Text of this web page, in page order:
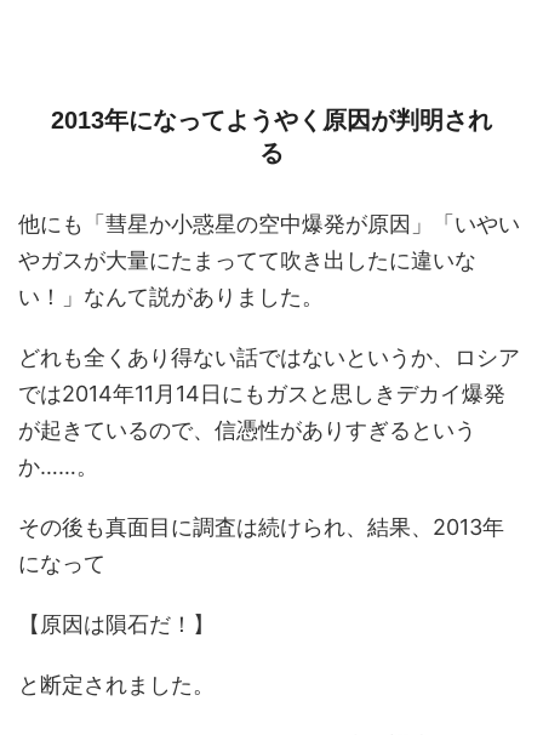
2013年になってようやく原因が判明され
る
他にも「彗星か小惑星の空中爆発が原因」「いやい
やガスが大量にたまってて吹き出したに違いな
い！」なんて説がありました。
どれも全くあり得ない話ではないというか、ロシア
では2014年11月14日にもガスと思しきデカイ爆発
が起きているので、信憑性がありすぎるという
か……。
その後も真面目に調査は続けられ、結果、2013年
になって
【原因は隕石だ！】
と断定されました。